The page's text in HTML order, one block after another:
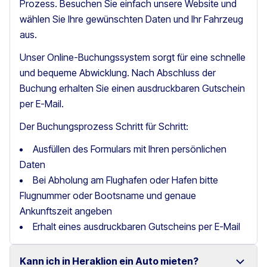
Prozess. Besuchen Sie einfach unsere Website und
wählen Sie Ihre gewünschten Daten und Ihr Fahrzeug
aus.
Unser Online-Buchungssystem sorgt für eine schnelle
und bequeme Abwicklung. Nach Abschluss der
Buchung erhalten Sie einen ausdruckbaren Gutschein
per E-Mail.
Der Buchungsprozess Schritt für Schritt:
Ausfüllen des Formulars mit Ihren persönlichen
Daten
Bei Abholung am Flughafen oder Hafen bitte
Flugnummer oder Bootsname und genaue
Ankunftszeit angeben
Erhalt eines ausdruckbaren Gutscheins per E-Mail
Kann ich in Heraklion ein Auto mieten?